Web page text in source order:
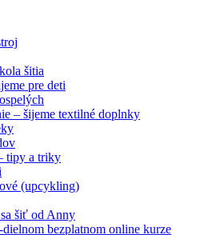
šitia
pre deti
– šijeme textilné doplnky
tipy a triky
(upcykling)
šiť od Anny
bezplatnom online kurze